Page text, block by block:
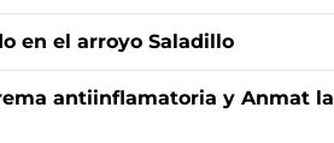
en el arroyo Saladillo
antiinflamatoria y Anmat la